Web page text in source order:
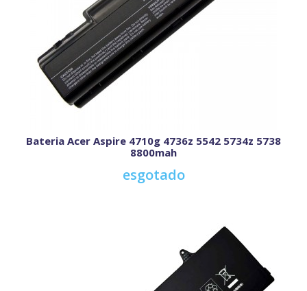
Bateria Acer Aspire 4710g 4736z 5542 5734z 5738
8800mah
esgotado